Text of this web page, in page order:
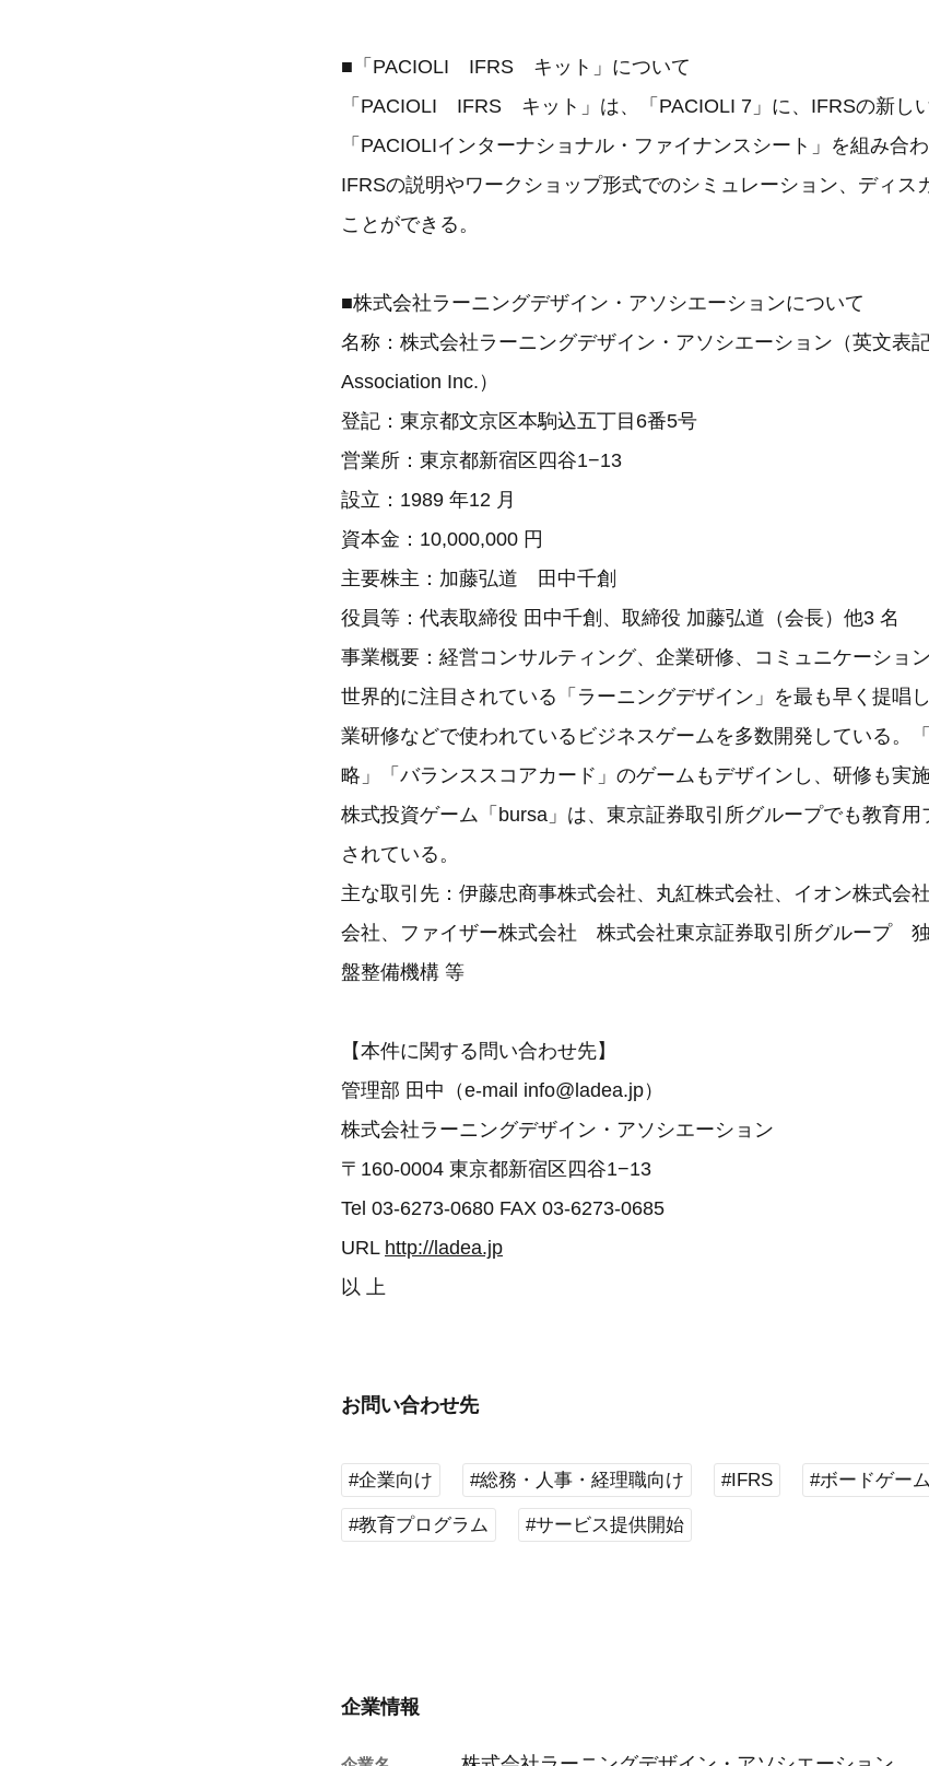
■「PACIOLI IFRS キット」について
「PACIOLI IFRS キット」は、「PACIOLI 7」に、IFRSの新し
「PACIOLIインターナショナル・ファイナンスシート」を組み合
IFRSの説明やワークショップ形式でのシミュレーション、ディス
ことができる。
■株式会社ラーニングデザイン・アソシエーションについて
名称：株式会社ラーニングデザイン・アソシエーション（英文表
Association Inc.）
登記：東京都文京区本駒込五丁目6番5号
営業所：東京都新宿区四谷1−13
設立：1989 年12 月
資本金：10,000,000 円
主要株主：加藤弘道 田中千創
役員等：代表取締役 田中千創、取締役 加藤弘道（会長）他3 名
事業概要：経営コンサルティング、企業研修、コミュニケーショ
世界的に注目されている「ラーニングデザイン」を最も早く提唱
業研修などで使われているビジネスゲームを多数開発している。
略」「バランススコアカード」のゲームもデザインし、研修も実
株式投資ゲーム「bursa」は、東京証券取引所グループでも教育用
されている。
主な取引先：伊藤忠商事株式会社、丸紅株式会社、イオン株式会
会社、ファイザー株式会社 株式会社東京証券取引所グループ
盤整備機構 等
【本件に関する問い合わせ先】
管理部 田中（e-mail info@ladea.jp）
株式会社ラーニングデザイン・アソシエーション
〒160-0004 東京都新宿区四谷1−13
Tel 03-6273-0680 FAX 03-6273-0685
URL http://ladea.jp
以 上
お問い合わせ先
#企業向け #総務・人事・経理職向け #IFRS #ボードゲーム
#教育プログラム #サービス提供開始
企業情報